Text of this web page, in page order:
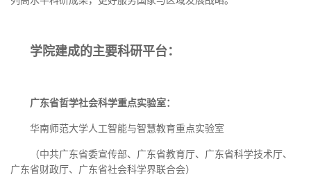
学院建成的主要科研平台：
广东省哲学社会科学重点实验室：
华南师范大学人工智能与智慧教育重点实验室
（中共广东省委宣传部、广东省教育厅、广东省科学技术厅、
广东省财政厅、 广东省社会科学界联合会）